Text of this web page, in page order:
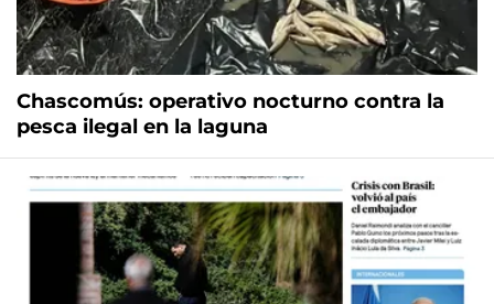
Chascomús: operativo nocturno contra la
pesca ilegal en la laguna